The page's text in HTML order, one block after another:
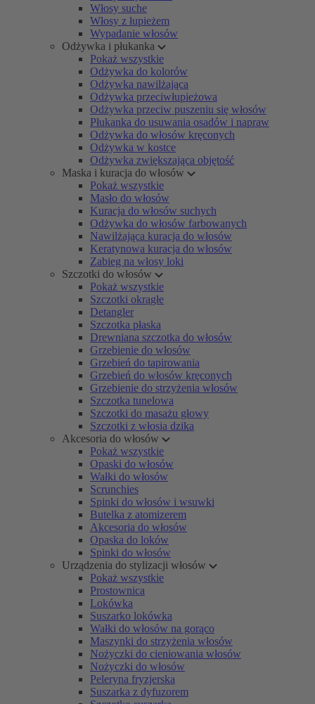
Włosy suche
Włosy z łupieżem
Wypadanie włosów
Odżywka i płukanka
Pokaż wszystkie
Odżywka do kolorów
Odżywka nawilżająca
Odżywka przeciwłupieżowa
Odżywka przeciw puszeniu się włosów
Płukanka do usuwania osadów i napraw
Odżywka do włosów kręconych
Odżywka w kostce
Odżywka zwiększająca objętość
Maska i kuracja do włosów
Pokaż wszystkie
Masło do włosów
Kuracja do włosów suchych
Odżywka do włosów farbowanych
Nawilżająca kuracja do włosów
Keratynowa kuracja do włosów
Zabieg na włosy loki
Szczotki do włosów
Pokaż wszystkie
Szczotki okrągłe
Detangler
Szczotka płaska
Drewniana szczotka do włosów
Grzebienie do włosów
Grzebień do tapirowania
Grzebień do włosów kręconych
Grzebienie do strzyżenia włosów
Szczotka tunelowa
Szczotki do masażu głowy
Szczotki z włosia dzika
Akcesoria do włosów
Pokaż wszystkie
Opaski do włosów
Wałki do włosów
Scrunchies
Spinki do włosów i wsuwki
Butelka z atomizerem
Akcesoria do włosów
Opaska do loków
Spinki do włosów
Urządzenia do stylizacji włosów
Pokaż wszystkie
Prostownica
Lokówka
Suszarko lokówka
Wałki do włosów na gorąco
Maszynki do strzyżenia włosów
Nożyczki do cieniowania włosów
Nożyczki do włosów
Peleryna fryzjerska
Suszarka z dyfuzorem